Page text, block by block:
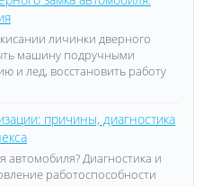
личинки дверного
машину подручными
и лед, восстановить работу
причины, диагностика
автомобиля? Диагностика и
работоспособности